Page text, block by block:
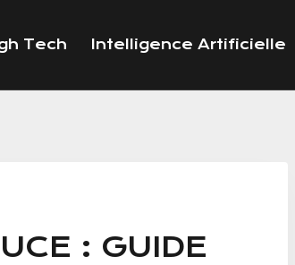
Tech Intelligence Artificielle
: GUIDE